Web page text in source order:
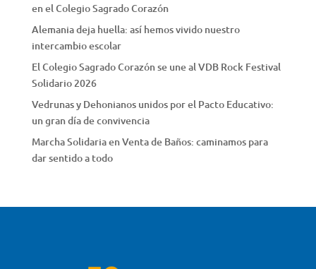
en el Colegio Sagrado Corazón
Alemania deja huella: así hemos vivido nuestro
intercambio escolar
El Colegio Sagrado Corazón se une al VDB Rock Festival
Solidario 2026
Vedrunas y Dehonianos unidos por el Pacto Educativo:
un gran día de convivencia
Marcha Solidaria en Venta de Baños: caminamos para
dar sentido a todo